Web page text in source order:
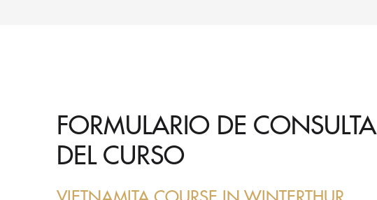
FORMULARIO DE CONSULTA
DEL CURSO
VIETNAMITA COURSE IN WINTERTHUR